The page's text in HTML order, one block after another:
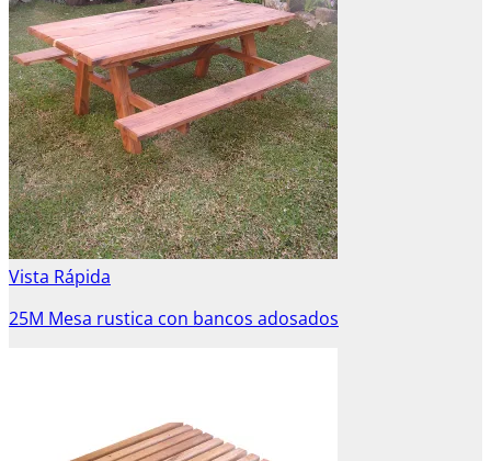
Vista Rápida
25M Mesa rustica con bancos adosados